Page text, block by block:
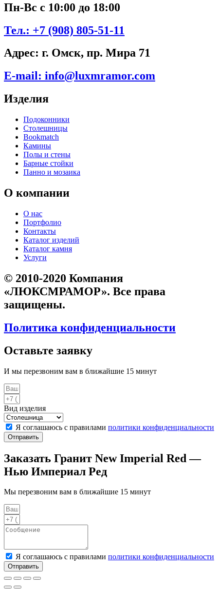
Пн-Вс с 10:00 до 18:00
Тел.: +7 (908) 805-51-11
Адрес: г. Омск, пр. Мира 71
E-mail: info@luxmramor.com
Изделия
Подоконники
Столешницы
Bookmatch
Камины
Полы и стены
Барные стойки
Панно и мозаика
О компании
О нас
Портфолио
Контакты
Каталог изделий
Каталог камня
Услуги
© 2010-2020 Компания
«ЛЮКСМРАМОР». Все права
защищены.
Политика конфиденциальности
Оставьте заявку
И мы перезвоним вам в ближайшие 15 минут
Вид изделия
Я соглашаюсь с правилами политики конфиденциальности
Отправить
Заказать Гранит New Imperial Red —
Нью Империал Ред
Мы перезвоним вам в ближайшие 15 минут
Я соглашаюсь с правилами политики конфиденциальности
Отправить